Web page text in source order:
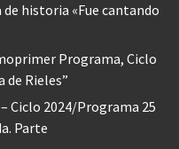
historia «Fue cantando
Programa, Ciclo
de Rieles”
Ciclo 2024/Programa 25
Parte